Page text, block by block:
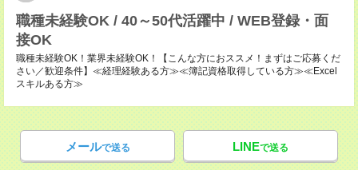
職種未経験OK / 40～50代活躍中 / WEB登録・面
接OK
職種未経験OK！業界未経験OK！【こんな方におススメ！まずはご応募くだ
さい／歓迎条件】≪経理経験ある方≫≪簿記資格取得している方≫≪Excel
スキルある方≫
メールで送る LINEで送る